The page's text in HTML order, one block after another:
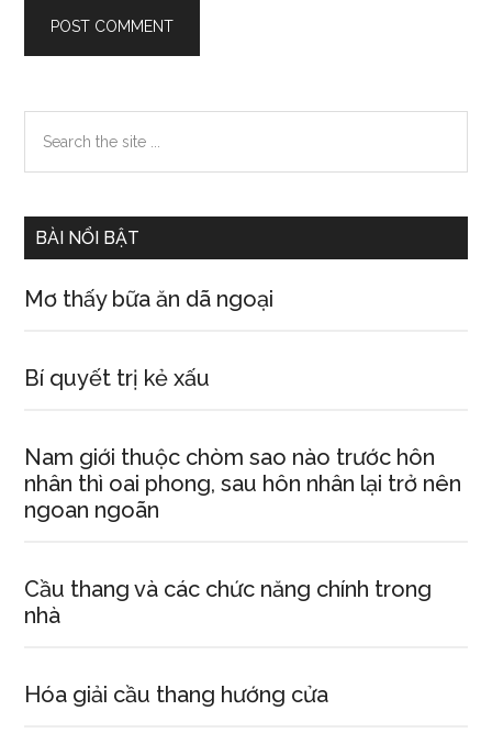
Primary
Sidebar
the
BÀI NỔI BẬT
Mơ thấy bữa ăn dã ngoại
Bí quyết trị kẻ xấu
Nam giới thuộc chòm sao nào trước hôn
nhân thì oai phong, sau hôn nhân lại trở nên
ngoan ngoãn
Cầu thang và các chức năng chính trong
nhà
Hóa giải cầu thang hướng cửa